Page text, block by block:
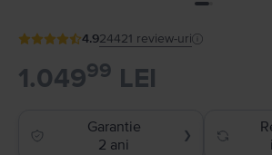
4.924421 review-uri
1.04999 LEI
Garantie
2 ani
❯